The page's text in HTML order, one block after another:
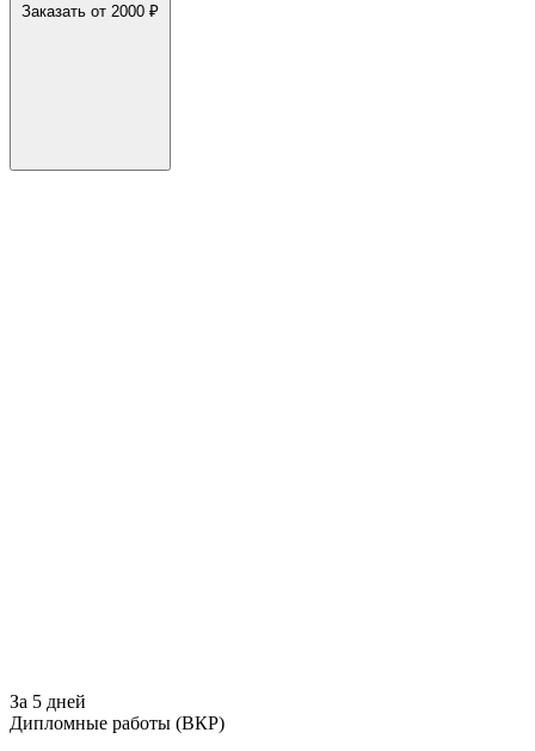
Заказать от 2000 ₽
За 5 дней
Дипломные работы (ВКР)